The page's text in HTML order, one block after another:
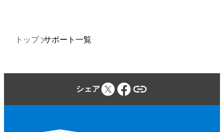
トップ サポート一覧
シェア